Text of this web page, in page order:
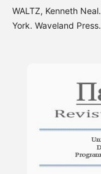
WALTZ, Kenneth
York. Waveland